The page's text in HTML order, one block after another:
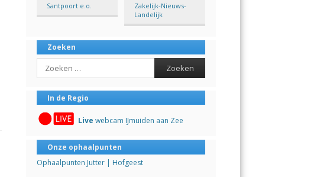
Santpoort e.o.
Zakelijk-Nieuws-
Landelijk
Zoeken
Search
In de Regio
Live webcam IJmuiden aan Zee
Onze ophaalpunten
Ophaalpunten Jutter | Hofgeest